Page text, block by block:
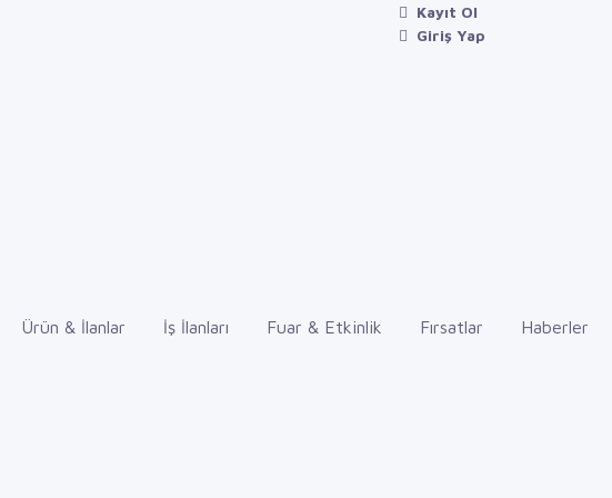
Kayıt Ol
Giriş Yap
Ürün & İlanlar İş İlanları Fuar & Etkinlik Fırsatlar Haberler